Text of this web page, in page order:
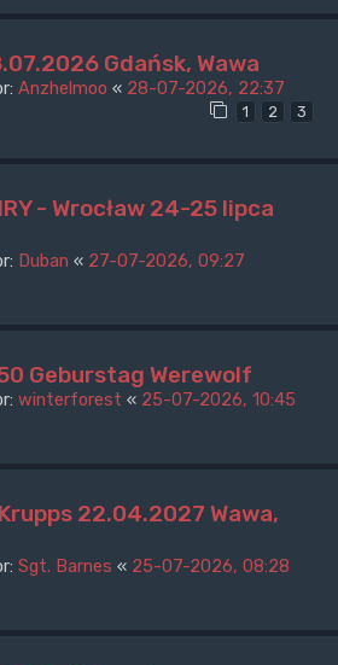
Gdańsk, Wawa
Anzhelmoo « 28-07-2026, 22:37
1 2 3
- Wrocław 24-25 lipca
Duban « 27-07-2026, 09:27
Geburstag Werewolf
winterforest « 25-07-2026, 10:45
22.04.2027 Wawa,
Sgt. Barnes « 25-07-2026, 08:28